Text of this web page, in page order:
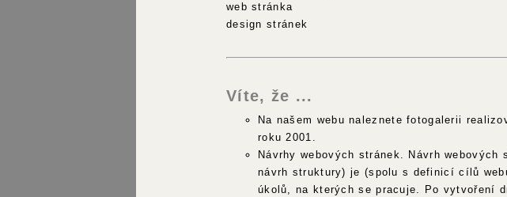
web stránka
design stránek
Víte, že ...
Na našem webu naleznete fotogalerii
roku 2001.
Návrhy webových stránek. Návrh webových
návrh struktury) je (spolu s definicí cílů
úkolů, na kterých se pracuje. Po vytvoření